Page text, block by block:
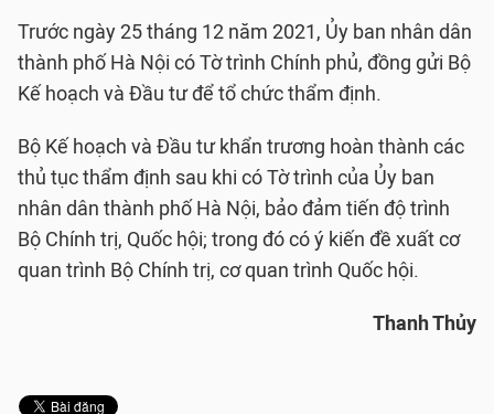
Trước ngày 25 tháng 12 năm 2021, Ủy ban nhân dân
thành phố Hà Nội có Tờ trình Chính phủ, đồng gửi Bộ
Kế hoạch và Đầu tư để tổ chức thẩm định.
Bộ Kế hoạch và Đầu tư khẩn trương hoàn thành các
thủ tục thẩm định sau khi có Tờ trình của Ủy ban
nhân dân thành phố Hà Nội, bảo đảm tiến độ trình
Bộ Chính trị, Quốc hội; trong đó có ý kiến đề xuất cơ
quan trình Bộ Chính trị, cơ quan trình Quốc hội.
Thanh Thủy